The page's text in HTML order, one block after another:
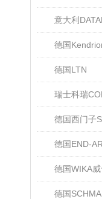
意大利
德国
德国LTN
瑞士科瑞
德国西门子
德国END-
德国WIKA威
德国